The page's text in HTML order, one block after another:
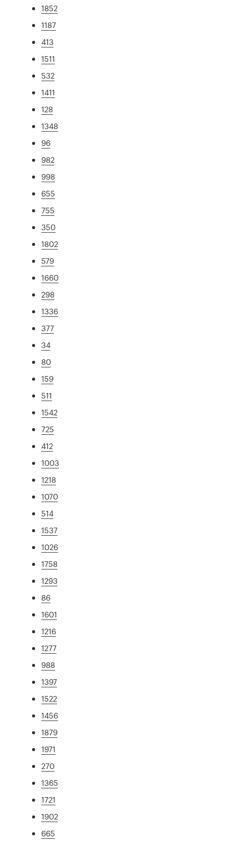
1852
1187
413
1511
532
1411
128
1348
96
982
998
655
755
350
1802
579
1660
298
1336
377
34
80
159
511
1542
725
412
1003
1218
1070
514
1537
1026
1758
1293
86
1601
1216
1277
988
1397
1522
1456
1879
1971
270
1365
1721
1902
665